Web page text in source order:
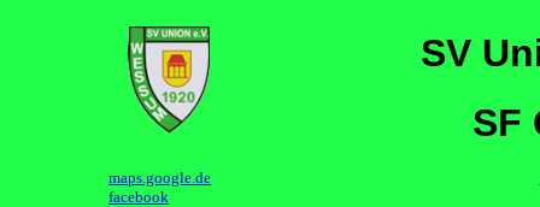
SV
SF
maps.google.de
facebook